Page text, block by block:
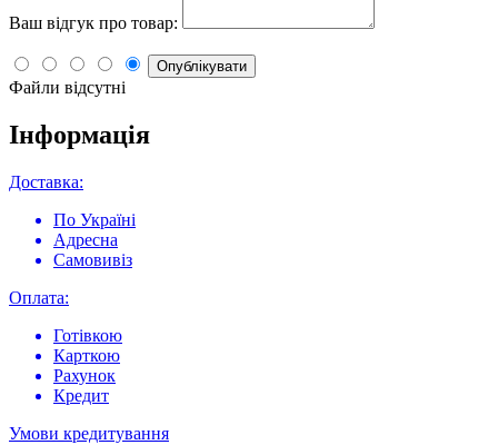
Ваш відгук про товар:
Опублікувати
Файли відсутні
Інформація
Доставка:
По Україні
Адресна
Самовивіз
Оплата:
Готівкою
Карткою
Рахунок
Кредит
Умови кредитування